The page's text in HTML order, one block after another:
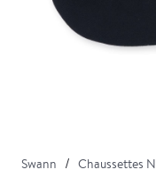
Swann Chaussettes